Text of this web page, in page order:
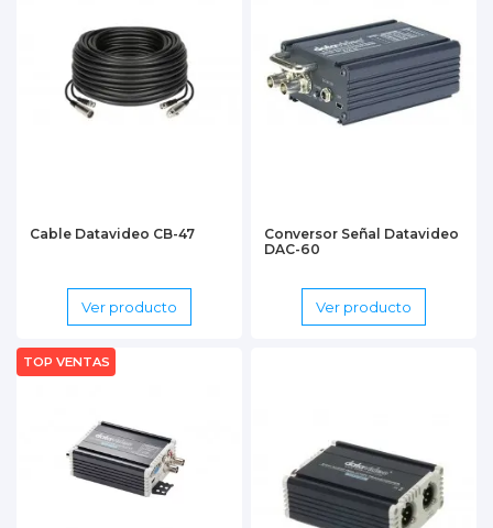
Cable Datavideo CB-47
Ver producto
Conversor Señal Datavideo
DAC-60
Ver producto
TOP VENTAS